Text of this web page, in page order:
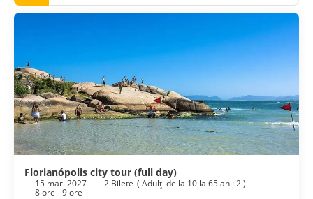
Florianópolis city tour (full day)
15 mar. 2027 2 Bilete ( Adulţi de la 10 la 65 ani: 2)
8 ore - 9 ore